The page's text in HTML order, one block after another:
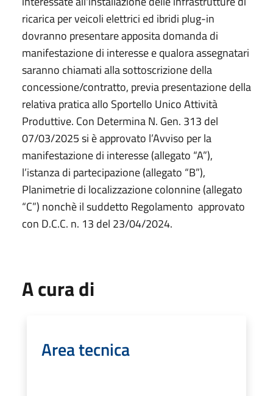
ricarica per veicoli elettrici ed ibridi plug-in
dovranno presentare apposita domanda di
manifestazione di interesse e qualora assegnatari
saranno chiamati alla sottoscrizione della
concessione/contratto, previa presentazione della
relativa pratica allo Sportello Unico Attività
Produttive. Con Determina N. Gen. 313 del
07/03/2025 si è approvato l’Avviso per la
manifestazione di interesse (allegato “A”),
l’istanza di partecipazione (allegato “B”),
Planimetrie di localizzazione colonnine (allegato
“C”) nonchè il suddetto Regolamento approvato
con D.C.C. n. 13 del 23/04/2024.
A cura di
Area tecnica